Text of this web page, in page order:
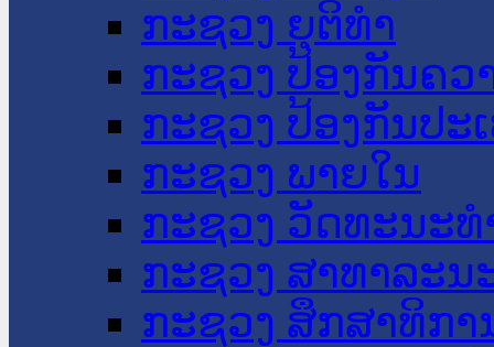
ກະຊວງ ຍຸຕິທໍາ
ກະຊວງ ປ້ອງກັນຄວ
ກະຊວງ ປ້ອງກັນປະ
ກະຊວງ ພາຍໃນ
ກະຊວງ ວັດທະນະ
ກະຊວງ ສາທາລະນ
ກະຊວງ ສຶກສາທິກາ